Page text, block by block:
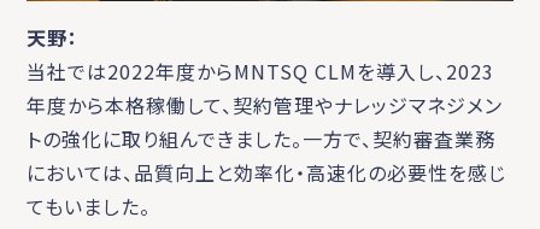
天野：
当社では2022年度からMNTSQ CLMを導入し、2023
年度から本格稼働して、契約管理やナレッジマネジメン
トの強化に取り組んできました。一方で、契約審査業務
においては、品質向上と効率化・高速化の必要性を感じ
てもいました。